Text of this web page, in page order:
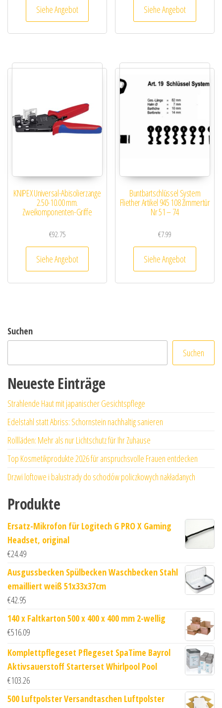
Siehe Angebot Siehe Angebot
KNIPEX Universal-Abisolierzange
2.50-10.00 mm.
Zweikomponenten-Griffe
€92.75
Siehe Angebot
Buntbartschlüssel System
Fliether Artikel 945 108 Zimmertür
Nr 51 – 74
€7.99
Siehe Angebot
Suchen
Suchen
Neueste Einträge
Strahlende Haut mit japanischer Gesichtspflege
Edelstahl statt Abriss: Schornstein nachhaltig sanieren
Rollläden: Mehr als nur Lichtschutz für Ihr Zuhause
Top Kosmetikprodukte 2026 für anspruchsvolle Frauen entdecken
Drzwi loftowe i balustrady do schodów policzkowych nakładanych
Produkte
Ersatz-Mikrofon für Logitech G PRO X Gaming
Headset, original
€24.49
Ausgussbecken Spülbecken Waschbecken Stahl
emailliert weiß 51x33x37cm
€42.95
140 x Faltkarton 500 x 400 x 400 mm 2-wellig
€516.09
Komplettpflegeset Pflegeset SpaTime Bayrol
Aktivsauerstoff Starterset Whirlpool Pool
€103.26
500 Luftpolster Versandtaschen Luftpolster